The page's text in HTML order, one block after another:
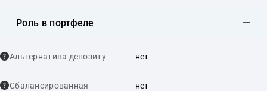
Роль в портфеле
Альтернатива депозиту нет
Сбалансированная нет